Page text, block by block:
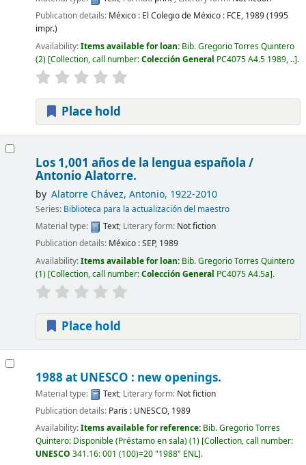
Publication details: México : El Colegio de México : FCE, 1989 (1995
impr.)
Availability:Items available for loan: Bib. Gregorio Torres Quintero
(2) Collection, call number:Colección General PC4075 A4.5 1989, .. .
Place hold
Los 1,001 años de la lengua española /
Antonio Alatorre.
by Alatorre Chávez, Antonio, 1922-2010
Series: Biblioteca para la actualización del maestro
Material type:
Text; Literary form: Not fiction
Publication details: México :SEP, 1989
Availability:Items available for loan: Bib. Gregorio Torres Quintero
(1) Collection, call number:Colección General PC4075 A4.5a .
Place hold
1988 at UNESCO : new openings.
Material type: Text; Literary form: Not fiction
Publication details: Parïs : UNESCO, 1989
Availability:Items available for reference: Bib. Gregorio Torres
Quintero: Disponible (Préstamo en sala)(1) Collection, call number:
UNESCO 341.16: 001 (100)=20 "1988" ENL .